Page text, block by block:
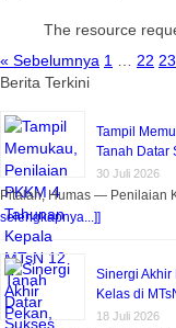
« Sebelumnya 1 22 23
Berita Terkini
Tampil
Tanah Datar
30 Juli 2026
Pitalah, Humas — Penilaian
selengkapnya...]]
Sinergi Akhir
Kelas di
18 Juli 2026
The resource